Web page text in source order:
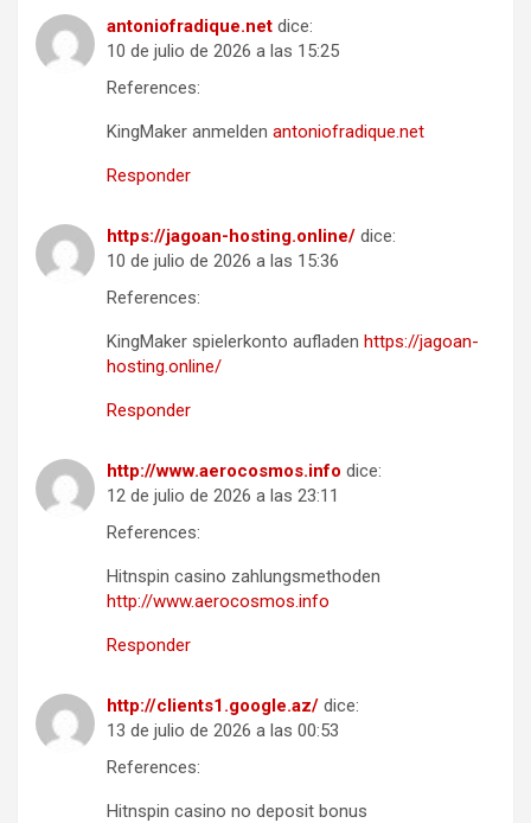
antoniofradique.net dice:
10 de julio de 2026 a las 15:25
References:
KingMaker anmelden antoniofradique.net
Responder
https://jagoan-hosting.online/ dice:
10 de julio de 2026 a las 15:36
References:
KingMaker spielerkonto aufladen https://jagoan-
hosting.online/
Responder
http://www.aerocosmos.info dice:
12 de julio de 2026 a las 23:11
References:
Hitnspin casino zahlungsmethoden
http://www.aerocosmos.info
Responder
http://clients1.google.az/ dice:
13 de julio de 2026 a las 00:53
References:
Hitnspin casino no deposit bonus